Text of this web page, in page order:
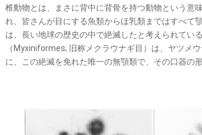
椎動物とは、まさに背中に背骨を持つ動物という意
れ、皆さんが目にする魚類からほ乳類まではすべて
は、長い地球の歴史の中で絶滅したと考えられてい
（Myxiniformes; 旧称メクラウナギ目）は、ヤツ
に、この絶滅を免れた唯一の無顎類で、その口器の